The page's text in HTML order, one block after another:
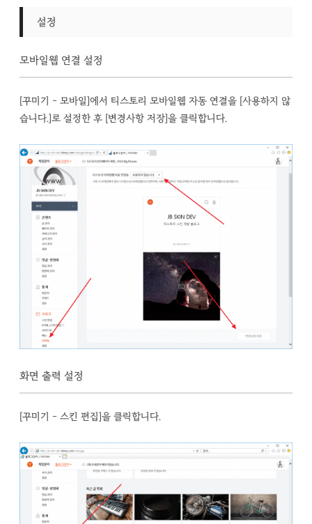
설정
모바일웹 연결 설정
[꾸미기 – 모바일]에서 티스토리 모바일웹 자동 연결을 [사용하지 않
습니다.]로 설정한 후 [변경사항 저장]을 클릭합니다.
화면 출력 설정
[꾸미기 - 스킨 편집]을 클릭합니다.